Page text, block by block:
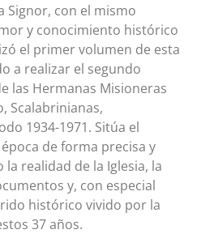
Signor, con el mismo
y conocimiento histórico
el primer volumen de esta
a realizar el segundo
las Hermanas Misioneras
Scalabrinianas,
1934-1971. Sitúa el
de forma precisa y
realidad de la Iglesia, la
y, con especial
histórico vivido por la
37 años.